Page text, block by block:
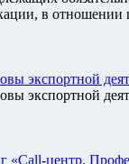
в
экспортной
экспортной
«Call-центр.